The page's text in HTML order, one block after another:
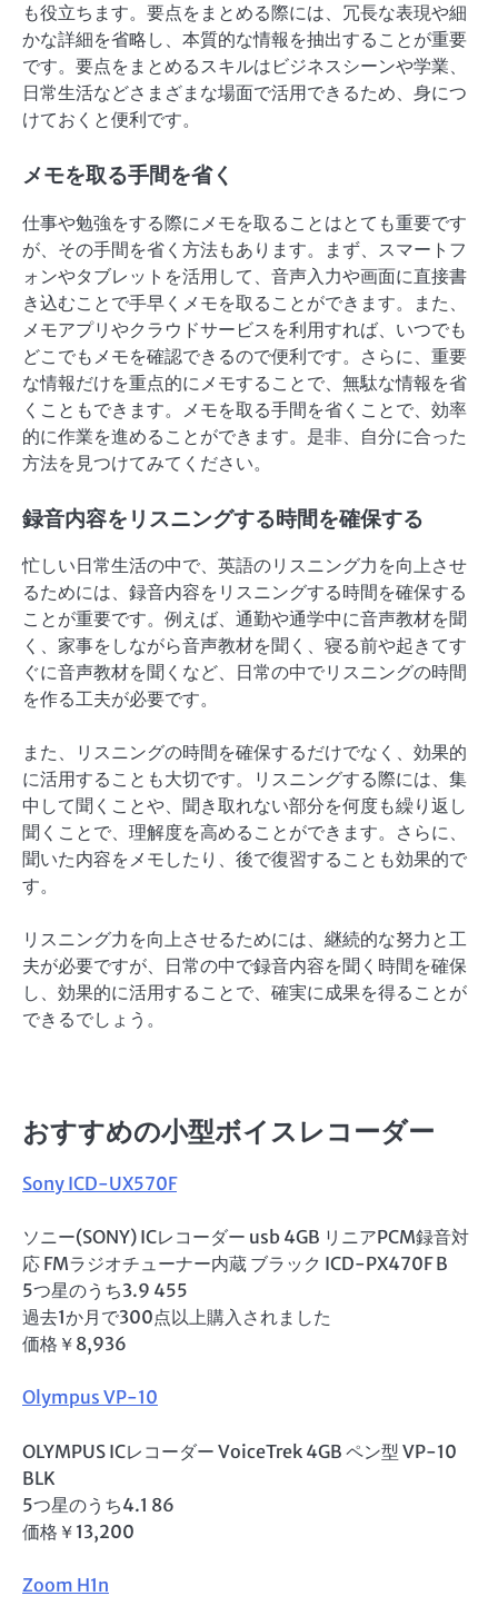
も役立ちます。要点をまとめる際には、冗長な表現や細
かな詳細を省略し、本質的な情報を抽出することが重要
です。要点をまとめるスキルはビジネスシーンや学業、
日常生活などさまざまな場面で活用できるため、身につ
けておくと便利です。
メモを取る手間を省く
仕事や勉強をする際にメモを取ることはとても重要です
が、その手間を省く方法もあります。まず、スマートフ
ォンやタブレットを活用して、音声入力や画面に直接書
き込むことで手早くメモを取ることができます。また、
メモアプリやクラウドサービスを利用すれば、いつでも
どこでもメモを確認できるので便利です。さらに、重要
な情報だけを重点的にメモすることで、無駄な情報を省
くこともできます。メモを取る手間を省くことで、効率
的に作業を進めることができます。是非、自分に合った
方法を見つけてみてください。
録音内容をリスニングする時間を確保する
忙しい日常生活の中で、英語のリスニング力を向上させ
るためには、録音内容をリスニングする時間を確保する
ことが重要です。例えば、通勤や通学中に音声教材を聞
く、家事をしながら音声教材を聞く、寝る前や起きてす
ぐに音声教材を聞くなど、日常の中でリスニングの時間
を作る工夫が必要です。
また、リスニングの時間を確保するだけでなく、効果的
に活用することも大切です。リスニングする際には、集
中して聞くことや、聞き取れない部分を何度も繰り返し
聞くことで、理解度を高めることができます。さらに、
聞いた内容をメモしたり、後で復習することも効果的で
す。
リスニング力を向上させるためには、継続的な努力と工
夫が必要ですが、日常の中で録音内容を聞く時間を確保
し、効果的に活用することで、確実に成果を得ることが
できるでしょう。
おすすめの小型ボイスレコーダー
Sony ICD-UX570F
ソニー(SONY) ICレコーダー usb 4GB リニアPCM録音対
応 FMラジオチューナー内蔵 ブラック ICD-PX470F B
5つ星のうち3.9 455
過去1か月で300点以上購入されました
価格￥8,936
Olympus VP-10
OLYMPUS ICレコーダー VoiceTrek 4GB ペン型 VP-10
BLK
5つ星のうち4.1 86
価格￥13,200
Zoom H1n